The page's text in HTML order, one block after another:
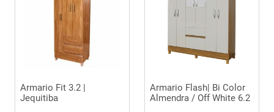
Armario Fit 3.2 |
Jequitiba
Armario Flash| Bi Color
Almendra / Off White 6.2